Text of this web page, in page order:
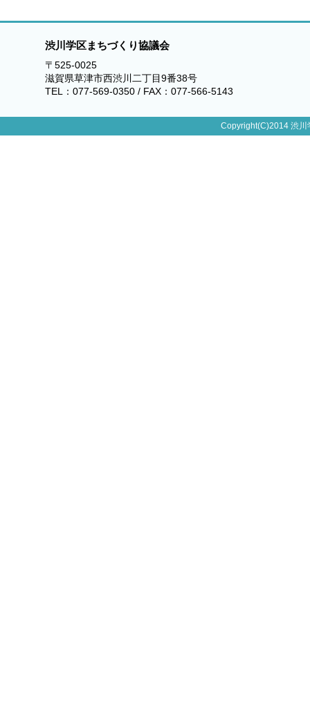
渋川学区まちづくり協議会
〒525-0025
滋賀県草津市西渋川二丁目9番38号
TEL：077-569-0350 / FAX：077-566-5143
Copyright(C)2014 渋川